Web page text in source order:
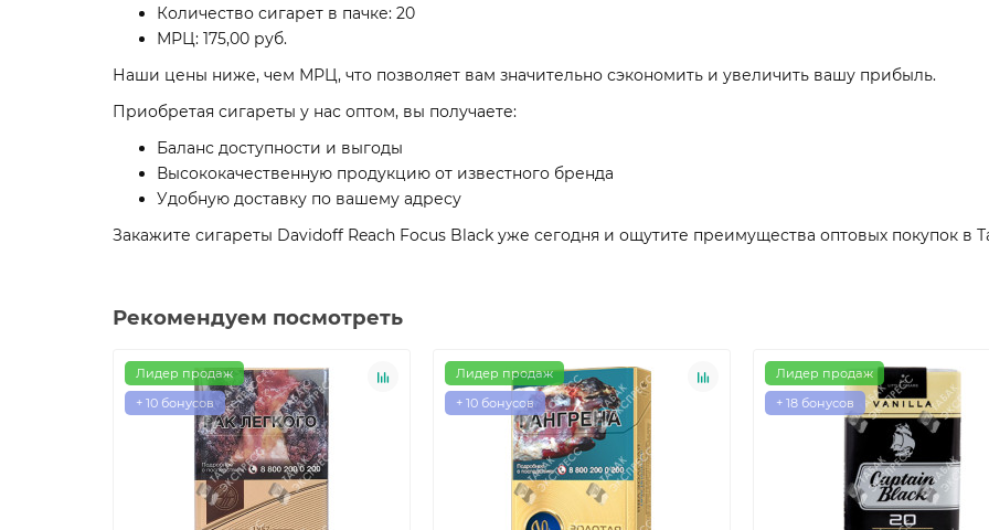
Количество сигарет в пачке: 20
МРЦ: 175,00 руб.
Наши цены ниже, чем МРЦ, что позволяет вам значительно сэкономить и увеличить вашу прибыль.
Приобретая сигареты у нас оптом, вы получаете:
Баланс доступности и выгоды
Высококачественную продукцию от известного бренда
Удобную доставку по вашему адресу
Закажите сигареты Davidoff Reach Focus Black уже сегодня и ощутите преимущества оптовых покупок в
Рекомендуем посмотреть
Лидер продаж
+ 10 бонусов
Лидер продаж
+ 10 бонусов
Лидер продаж
+ 18 бонусов